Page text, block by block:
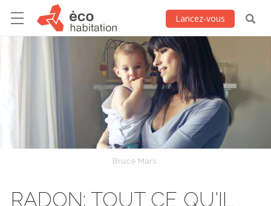
Lancez-vous
Bruce Mars
RADON: TOUT CE QU'IL